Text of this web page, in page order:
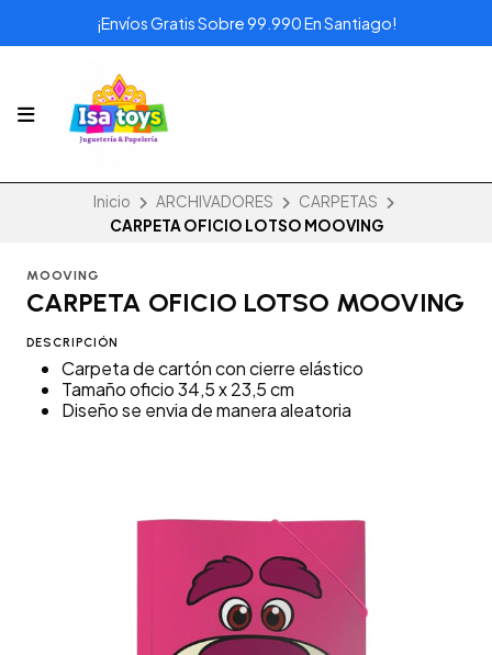
¡Envíos Gratis Sobre 99.990 En Santiago!
Inicio ARCHIVADORES
CARPETAS
CARPETA OFICIO LOTSO MOOVING
MOOVING
CARPETA OFICIO LOTSO MOOVING
DESCRIPCIÓN
Carpeta de cartón con cierre elástico
Tamaño oficio 34,5 x 23,5 cm
Diseño se envia de manera aleatoria